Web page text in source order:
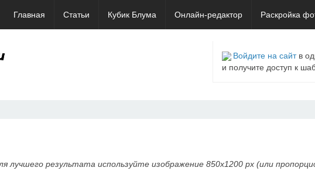
Главная Статьи Кубик Блума Онлайн-редактор Раскройка
Войдите на сайтв
и получите доступ к
результата используйте изображение 850x1200 px (или